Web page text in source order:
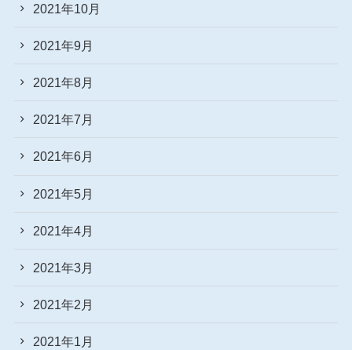
2021年10月
2021年9月
2021年8月
2021年7月
2021年6月
2021年5月
2021年4月
2021年3月
2021年2月
2021年1月